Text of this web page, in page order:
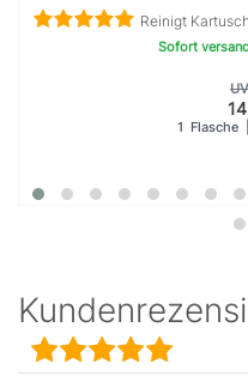
Reinigt
Sofort
1 Flasche